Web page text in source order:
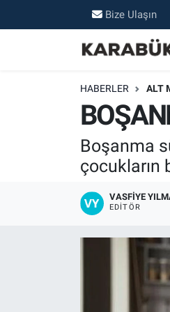
Bize Ulaşın
HABERLER ALT
Boşanma
çocukların
VASFIYE
EDITÖR